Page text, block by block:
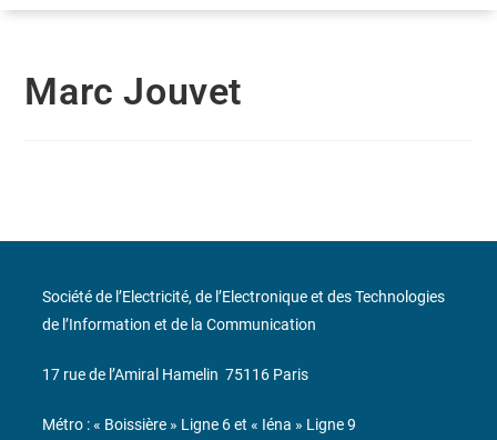
Marc Jouvet
Société de l’Electricité, de l’Electronique et des Technologies
de l’Information et de la Communication
17 rue de l’Amiral Hamelin 75116 Paris
Métro : « Boissière » Ligne 6 et « Iéna » Ligne 9